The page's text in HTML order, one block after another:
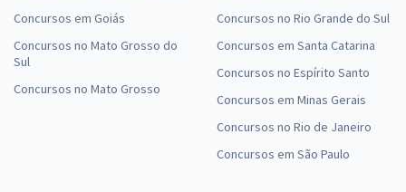
Concursos em Goiás
Concursos no Mato Grosso do
Sul
Concursos no Mato Grosso
Concursos no Rio Grande do Sul
Concursos em Santa Catarina
Concursos no Espírito Santo
Concursos em Minas Gerais
Concursos no Rio de Janeiro
Concursos em São Paulo